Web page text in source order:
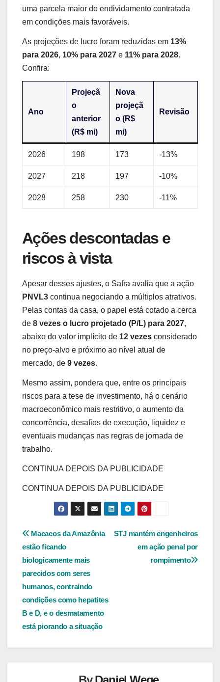
uma parcela maior do endividamento contratada
em condições mais favoráveis.
As projeções de lucro foram reduzidas em 13%
para 2026, 10% para 2027 e 11% para 2028.
Confira:
Ano
Projeçã
o
anterior
(R$ mi)
Nova
projeçã
o (R$
mi)
Revisão
2026 198 173 -13%
2027 218 197 -10%
2028 258 230 -11%
Ações descontadas e
riscos à vista
Apesar desses ajustes, o Safra avalia que a ação
PNVL3 continua negociando a múltiplos atrativos.
Pelas contas da casa, o papel está cotado a cerca
de 8 vezes o lucro projetado (P/L) para 2027,
abaixo do valor implícito de 12 vezes considerado
no preço-alvo e próximo ao nível atual de
mercado, de 9 vezes.
Mesmo assim, pondera que, entre os principais
riscos para a tese de investimento, há o cenário
macroeconômico mais restritivo, o aumento da
concorrência, desafios de execução, liquidez e
eventuais mudanças nas regras de jornada de
trabalho.
CONTINUA DEPOIS DA PUBLICIDADE
CONTINUA DEPOIS DA PUBLICIDADE
Navegação
de
Post
STJ mantém engenheiros
em ação penal por
rompimento
Macacos da Amazônia
estão ficando
biologicamente mais
parecidos com seres
humanos, contraindo
condições como hepatites
B e D, e o desmatamento
está piorando a situação